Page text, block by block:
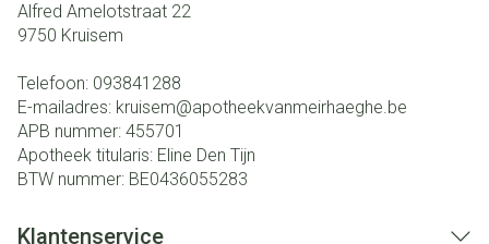
Alfred Amelotstraat 22
9750 Kruisem
Telefoon: 093841288
E-mailadres: kruisem@apotheekvanmeirhaeghe.be
APB nummer: 455701
Apotheek titularis: Eline Den Tijn
BTW nummer: BE0436055283
Klantenservice